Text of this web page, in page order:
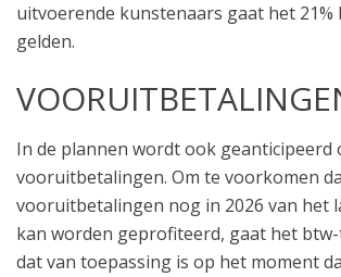
uitvoerende kunstenaars gaat het
gelden.
In de plannen wordt ook geanticipeerd
vooruitbetalingen. Om te voorkomen
vooruitbetalingen nog in 2026 van het
kan worden geprofiteerd, gaat het
dat van toepassing is op het moment